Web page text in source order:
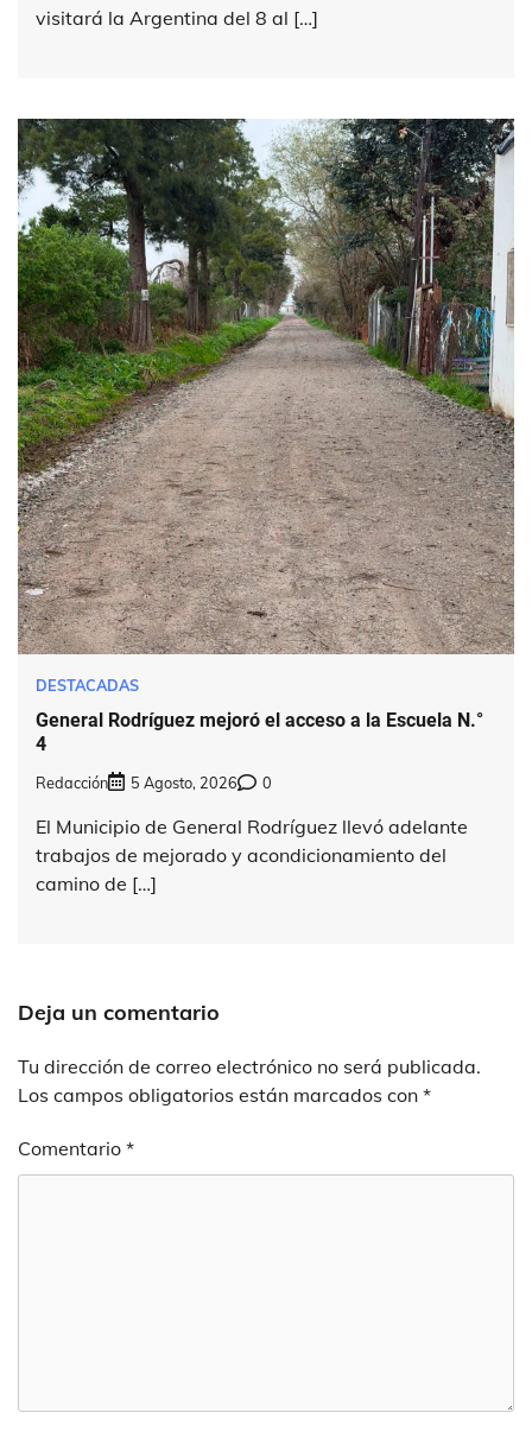
visitará la Argentina del 8 al […]
DESTACADAS
General Rodríguez mejoró el acceso a la Escuela N.°
4
Redacción 5 Agosto, 2026 0
El Municipio de General Rodríguez llevó adelante
trabajos de mejorado y acondicionamiento del
camino de […]
Deja un comentario
Tu dirección de correo electrónico no será publicada.
Los campos obligatorios están marcados con *
Comentario *